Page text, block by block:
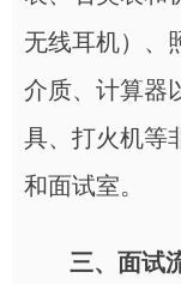
无线耳机）、
介质、计算器
具、打火机等
和面试室。
三、面试